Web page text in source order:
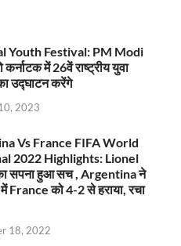
Youth Festival: PM Modi
कर्नाटक में 26वें राष्ट्रीय युवा
उद्घाटन करेंगे
2023
Vs France FIFA World
2022 Highlights: Lionel
सपना हुआ सच , Argentina ने
France को 4-2 से हराया, रचा
18, 2022